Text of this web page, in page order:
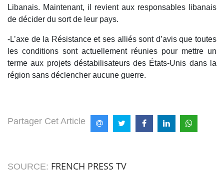
Libanais. Maintenant, il revient aux responsables libanais
de décider du sort de leur pays.
-L’axe de la Résistance et ses alliés sont d’avis que toutes
les conditions sont actuellement réunies pour mettre un
terme aux projets déstabilisateurs des États-Unis dans la
région sans déclencher aucune guerre.
Partager Cet Article
SOURCE: FRENCH PRESS TV